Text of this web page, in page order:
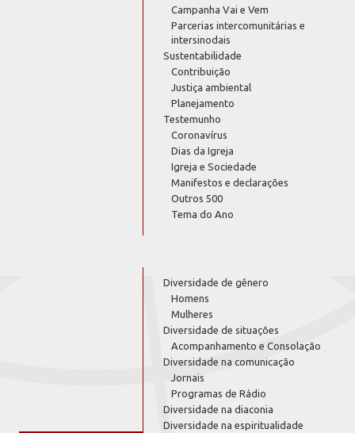
Campanha Vai e Vem
Parcerias intercomunitárias e
intersinodais
Sustentabilidade
Contribuição
Justiça ambiental
Planejamento
Testemunho
Coronavírus
Dias da Igreja
Igreja e Sociedade
Manifestos e declarações
Outros 500
Tema do Ano
Diversidade de gênero
Homens
Mulheres
Diversidade de situações
Acompanhamento e Consolação
Diversidade na comunicação
Jornais
Programas de Rádio
Diversidade na diaconia
Diversidade na espiritualidade